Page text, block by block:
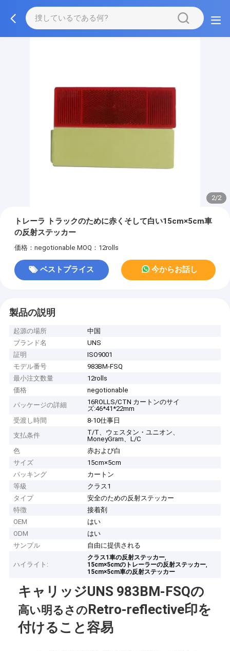
2/2
トレーラ トラックのために赤くそして白い15cm×5cm車
の反射ステッカー
価格：negotionable MOQ：12rolls
ベストプライス 今からお話し
製品の説明
起源の場所
中国
ブランド名
UNS
証明
ISO9001
モデル番号
983BM-FSQ
最小注文数量
12rolls
価格
negotionable
パッケージの詳細
16ROLLS/CTN カートンのサイ
ズ:46*41*22mm
受渡し時間
8-10仕事日
支払条件
T/T、ウェスタン・ユニオン、
MoneyGram、L/C
色
赤および白
サイズ
15cm×5cm
パッキング
カートン
等級
クラス1
タイプ
安全のための反射ステッカー
特徴
接着剤
OEM
はい
ODM
はい
サンプル
自由に提供される
ハイライト:
クラス1車の反射ステッカー,
15cm×5cmのトレーラーの反射ステッカー,
15cm×5cm車の反射ステッカー
キャリッジUNS 983BM-FSQの
高い明るさのRetro-reflective印を
付けること容易